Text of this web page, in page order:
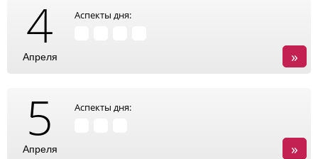
4
Апреля
Аспекты дня:
»
5
Апреля
Аспекты дня:
»